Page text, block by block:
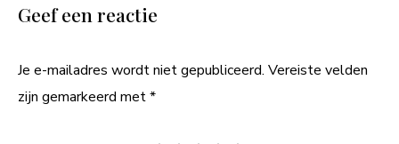
Geef een reactie
Je e-mailadres wordt niet gepubliceerd. Vereiste velden
zijn gemarkeerd met*